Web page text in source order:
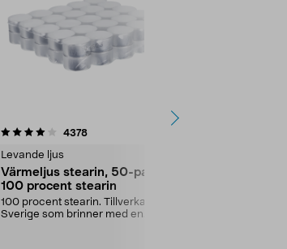
4378recensioner
Levande ljus
Värmeljus stearin, 50-pack,
100 procent stearin
100 procent stearin. Tillverkade i
Sverige som brinner med en
4.5av 5 stjärnor